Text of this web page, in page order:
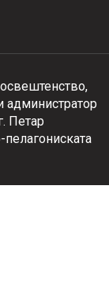
администратор
Петар